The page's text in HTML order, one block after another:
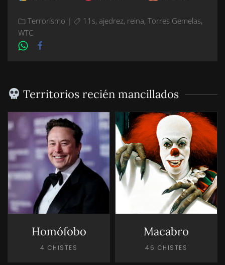
Terrorismo | 11s, ajedrez, reina, Torres Gemelas,
WTC
Territorios recién mancillados
Homófobo
4 CHISTES
Macabro
46 CHISTES